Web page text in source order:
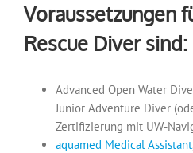
Voraussetzungen
Rescue Diver sind:
Advanced Open Water
Junior Adventure Diver
Zertifizierung mit UW-
aquamed Medical Assistant